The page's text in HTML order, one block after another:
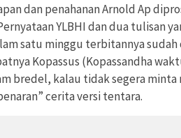
dan penahanan Arnold Ap
YLBHI dan dua tulisan
satu minggu terbitannya
Kopassus (Kopassandha
bredel, kalau tidak segera minta
cerita versi tentara.